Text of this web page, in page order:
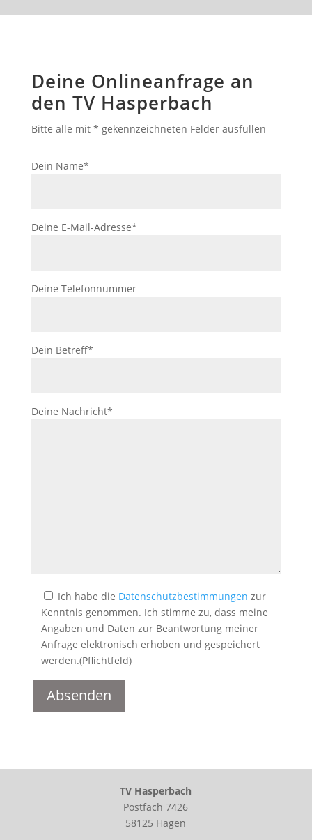
Deine Onlineanfrage an
den TV Hasperbach
Bitte alle mit * gekennzeichneten Felder ausfüllen
Dein Name*
Deine E-Mail-Adresse*
Deine Telefonnummer
Dein Betreff*
Deine Nachricht*
Ich habe die Datenschutzbestimmungen zur
Kenntnis genommen. Ich stimme zu, dass meine
Angaben und Daten zur Beantwortung meiner
Anfrage elektronisch erhoben und gespeichert
werden.(Pflichtfeld)
TV Hasperbach
Postfach 7426
58125 Hagen